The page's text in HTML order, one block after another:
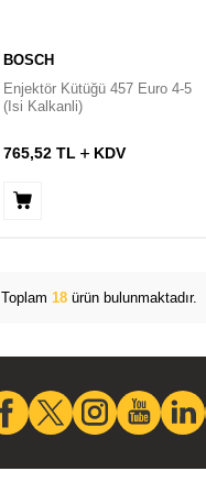
BOSCH
Enjektör Kütüğü 457 Euro 4-5
(Isi Kalkanli)
765,52 TL KDV
Toplam 18 ürün bulunmaktadır.